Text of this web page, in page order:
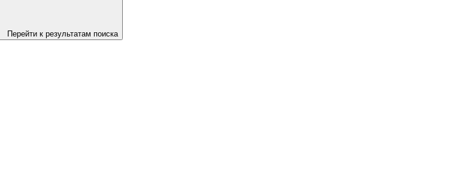
Перейти к результатам поиска